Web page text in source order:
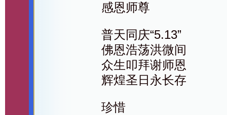
感恩师尊
普天同庆“5.13”
佛恩浩荡洪微间
众生叩拜谢师恩
辉煌圣日永长存
珍惜